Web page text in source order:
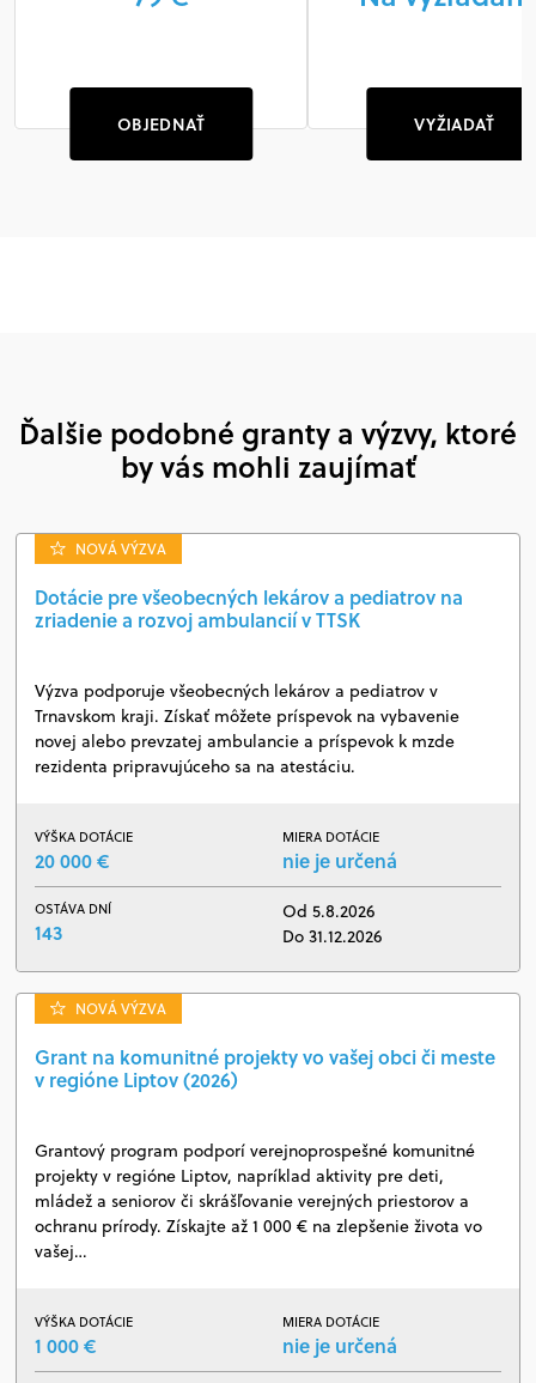
OBJEDNAŤ VYŽIADAŤ
Ďalšie podobné granty a výzvy, ktoré
by vás mohli zaujímať
NOVÁ VÝZVA
Dotácie pre všeobecných lekárov a pediatrov na
zriadenie a rozvoj ambulancií v TTSK
Výzva podporuje všeobecných lekárov a pediatrov v
Trnavskom kraji. Získať môžete príspevok na vybavenie
novej alebo prevzatej ambulancie a príspevok k mzde
rezidenta pripravujúceho sa na atestáciu.
VÝŠKA DOTÁCIE
20 000 €
MIERA DOTÁCIE
nie je určená
OSTÁVA DNÍ
143
Od 5.8.2026
Do 31.12.2026
NOVÁ VÝZVA
Grant na komunitné projekty vo vašej obci či meste
v regióne Liptov (2026)
Grantový program podporí verejnoprospešné komunitné
projekty v regióne Liptov, napríklad aktivity pre deti,
mládež a seniorov či skrášľovanie verejných priestorov a
ochranu prírody. Získajte až 1 000 € na zlepšenie života vo
vašej…
VÝŠKA DOTÁCIE
1 000 €
MIERA DOTÁCIE
nie je určená